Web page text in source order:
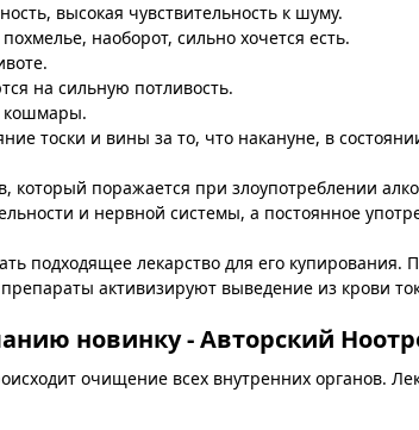
высокая чувствительность к шуму.
наоборот, сильно хочется есть.
на сильную потливость.
кошмары.
тоски и вины за то, что накануне, в
который поражается при злоупотреблении
и нервной системы, а постоянное
подходящее лекарство для его купирования.
активизируют выведение из крови
новинку - Авторский
очищение всех внутренних органов.